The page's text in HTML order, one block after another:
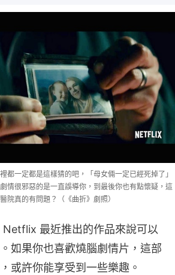
都一定都是這樣猜的吧，「母女倆一定已經死掉了」
情很邪惡的是一直誤導你，到最後你也有點懷疑，這
院真的有問題？（《曲折》劇照）
最近推出的作品來說可以
如果你也喜歡燒腦劇情片，這部
或許你能享受到一些樂趣。